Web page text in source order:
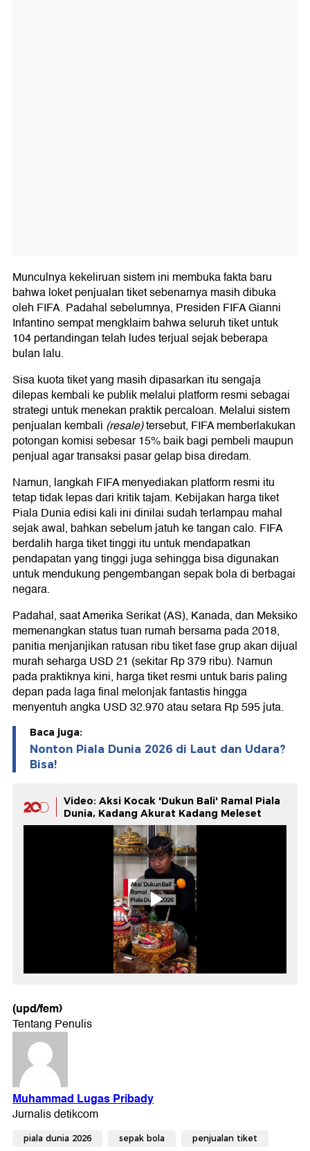
Munculnya kekeliruan sistem ini membuka fakta baru
bahwa loket penjualan tiket sebenarnya masih dibuka
oleh FIFA. Padahal sebelumnya, Presiden FIFA Gianni
Infantino sempat mengklaim bahwa seluruh tiket untuk
104 pertandingan telah ludes terjual sejak beberapa
bulan lalu.
Sisa kuota tiket yang masih dipasarkan itu sengaja
dilepas kembali ke publik melalui platform resmi sebagai
strategi untuk menekan praktik percaloan. Melalui sistem
penjualan kembali (resale)tersebut, FIFA memberlakukan
potongan komisi sebesar 15% baik bagi pembeli maupun
penjual agar transaksi pasar gelap bisa diredam.
Namun, langkah FIFA menyediakan platform resmi itu
tetap tidak lepas dari kritik tajam. Kebijakan harga tiket
Piala Dunia edisi kali ini dinilai sudah terlampau mahal
sejak awal, bahkan sebelum jatuh ke tangan calo. FIFA
berdalih harga tiket tinggi itu untuk mendapatkan
pendapatan yang tinggi juga sehingga bisa digunakan
untuk mendukung pengembangan sepak bola di berbagai
negara.
Padahal, saat Amerika Serikat (AS), Kanada, dan Meksiko
memenangkan status tuan rumah bersama pada 2018,
panitia menjanjikan ratusan ribu tiket fase grup akan dijual
murah seharga USD 21 (sekitar Rp 379 ribu). Namun
pada praktiknya kini, harga tiket resmi untuk baris paling
depan pada laga final melonjak fantastis hingga
menyentuh angka USD 32.970 atau setara Rp 595 juta.
Baca juga:
Nonton Piala Dunia 2026 di Laut dan Udara?
Bisa!
Video: Aksi Kocak 'Dukun Bali' Ramal Piala
Dunia, Kadang Akurat Kadang Meleset
(upd/fem)
piala dunia 2026 sepak bola penjualan tiket